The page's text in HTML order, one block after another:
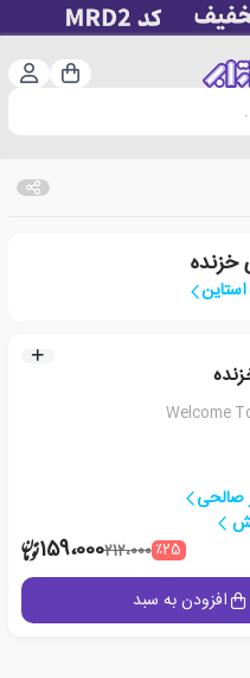
سبد
خزنده
Welcome
صالحی
٪25212،000159،000
افزودن به سبد